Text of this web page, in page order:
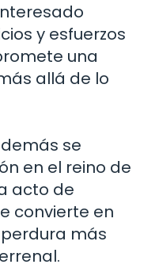
y esfuerzos
una
allá de lo
se
en el reino de
acto de
convierte en
más